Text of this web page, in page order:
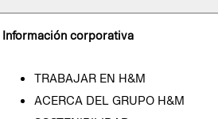
Información corporativa
TRABAJAR EN H&M
ACERCA DEL GRUPO H&M